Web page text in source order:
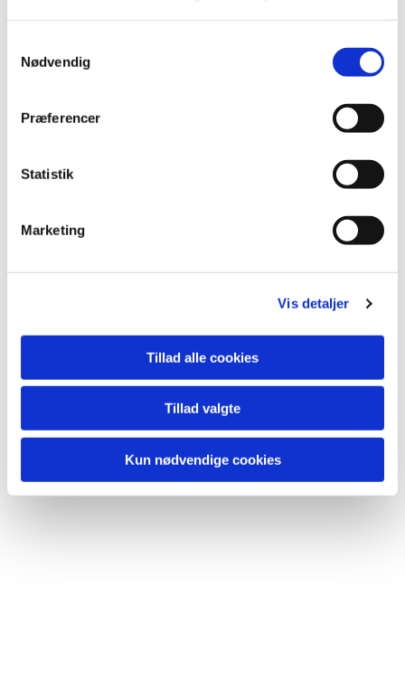
Nødvendig
Præferencer
Statistik
Marketing
Vis detaljer
Tillad alle cookies
Tillad valgte
Kun nødvendige cookies
Du vil måske også kunne